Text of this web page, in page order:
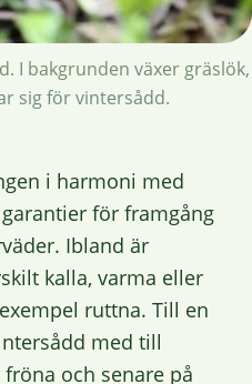
I bakgrunden växer gräslök,
sig för vintersådd.
i harmoni med
för framgång
Ibland är
kalla, varma eller
ruttna. Till en
med till
och senare på